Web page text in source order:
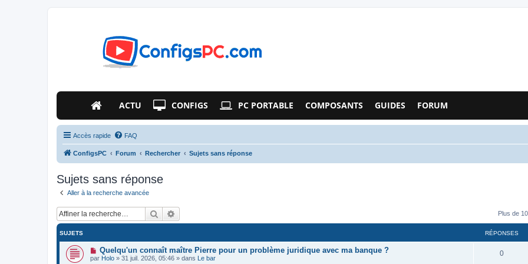
ACTU CONFIGS PC PORTABLE COMPOSANTS GUIDES FORUM
Accès rapide FAQ
ConfigsPC Forum Rechercher Sujets sans réponse
Sujets sans réponse
Aller à la recherche avancée
Rechercher Plus de
SUJETS RÉPONSES
N
o
u
Quelqu'un connaît maître Pierre pour un problème juridique avec ma banque ?
par Holo » 31 juil. 2026, 05:46 » dans Le bar
0